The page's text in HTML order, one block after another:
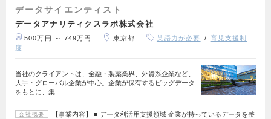
データサイエンティスト
データアナリティクスラボ株式会社
500万円 ～ 749万円 東京都 英語力が必要
育児支援制
度
当社のクライアントは、金融・製薬業界、外資系企業など、
大手・グローバル企業が中心。企業が保有するビッグデータ
をもとに、集…
会社概要
【事業内容】 ■ データ利活用支援領域 企業が持っているデータを整